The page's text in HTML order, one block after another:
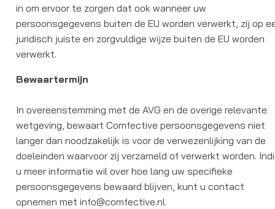
in om ervoor te zorgen dat ook wanneer uw
persoonsgegevens buiten de EU worden verwerkt, zij op
juridisch juiste en zorgvuldige wijze buiten de EU worden
verwerkt.
Bewaartermijn
In overeenstemming met de AVG en de overige relevante
wetgeving, bewaart Comfective persoonsgegevens niet
langer dan noodzakelijk is voor de verwezenlijking van de
doeleinden waarvoor zij verzameld of verwerkt worden.
u meer informatie wil over hoe lang uw specifieke
persoonsgegevens bewaard blijven, kunt u contact
opnemen met info@comfective.nl.